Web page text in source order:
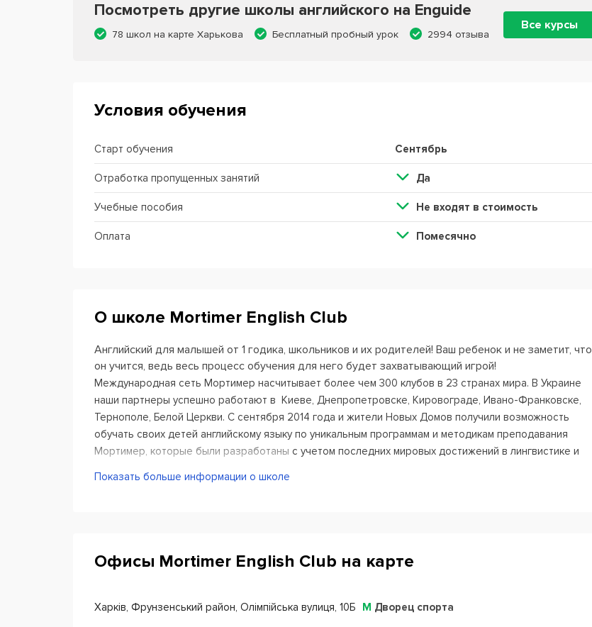
Посмотреть другие школы английского на Enguide
78 школ на карте Харькова Бесплатный пробный урок 2994 отзыва
Все курсы
Условия обучения
Старт обучения Сентябрь
Отработка пропущенных занятий Да
Учебные пособия Не входят в стоимость
Оплата Помесячно
О школе Mortimer English Club
Английский для малышей от 1 годика, школьников и их родителей! Ваш ребенок и не заметит, что
он учится, ведь весь процесс обучения для него будет захватывающий игрой!
Международная сеть Мортимер насчитывает более чем 300 клубов в 23 странах мира. В Украине
наши партнеры успешно работают в Киеве, Днепропетровске, Кировограде, Ивано-Франковске,
Тернополе, Белой Церкви. С сентября 2014 года и жители Новых Домов получили возможность
обучать своих детей английскому языку по уникальным программам и методикам преподавания
Мортимер, которые были разработаны с учетом последних мировых достижений в лингвистике и
потом и предложения. Именно таким образом все мы в детстве начинаем общаться с окружающими
ребенком будет наш преподаватель на английском языке.
Показать больше информации о школе
Офисы Mortimer English Club на карте
Харків, Фрунзенський район, Олімпійська вулиця, 10Б М Дворец спорта